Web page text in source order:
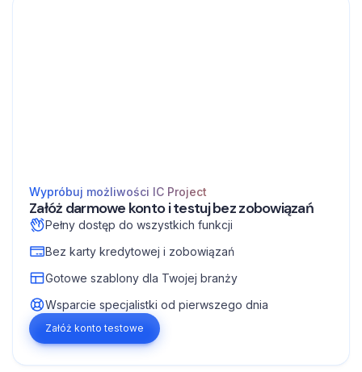
Wypróbuj możliwości IC Project
Załóż darmowe konto i testuj bez zobowiązań
Pełny dostęp do wszystkich funkcji
Bez karty kredytowej i zobowiązań
Gotowe szablony dla Twojej branży
Wsparcie specjalistki od pierwszego dnia
Załóż konto testowe